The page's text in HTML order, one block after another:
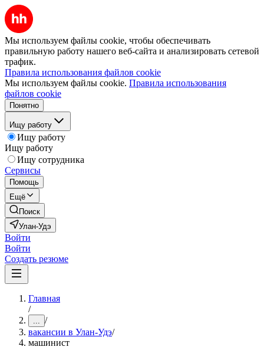
Мы используем файлы cookie, чтобы обеспечивать
правильную работу нашего веб-сайта и анализировать сетевой
трафик.
Правила использования файлов cookie
Мы используем файлы cookie. Правила использования
файлов cookie
Понятно
Ищу работу
Ищу работу
Ищу работу
Ищу сотрудника
Сервисы
Помощь
Ещё
Поиск
Улан-Удэ
Войти
Войти
Создать резюме
Главная
/
... /
вакансии в Улан-Удэ/
машинист